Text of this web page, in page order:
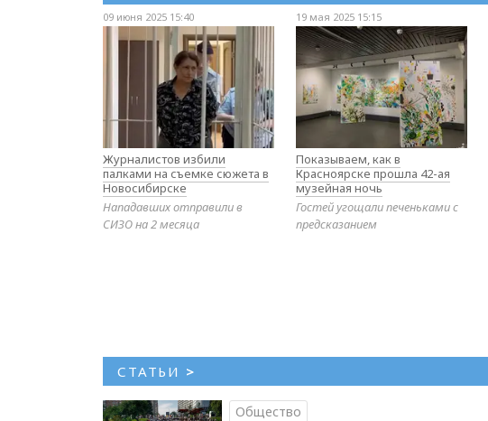
09 июня 2025 15:40
Журналистов избили
палками на съемке сюжета в
Новосибирске
Нападавших отправили в
СИЗО на 2 месяца
19 мая 2025 15:15
Показываем, как в
Красноярске прошла 42-ая
музейная ночь
Гостей угощали печеньками с
предсказанием
СТАТЬИ >
Общество